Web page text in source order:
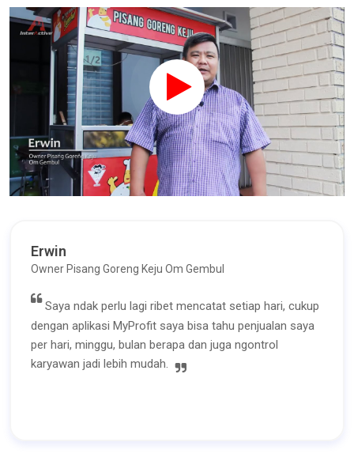
Erwin
Owner Pisang Goreng Keju Om Gembul
Saya ndak perlu lagi ribet mencatat setiap hari, cukup
dengan aplikasi MyProfit saya bisa tahu penjualan saya
per hari, minggu, bulan berapa dan juga ngontrol
karyawan jadi lebih mudah.